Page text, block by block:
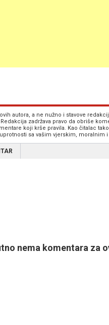
autora, a ne nužno i stavove
zadržava pravo da obriše
koji krše pravila. Kao čitalac
sa vašim vjerskim, moralnim
nema komentara za